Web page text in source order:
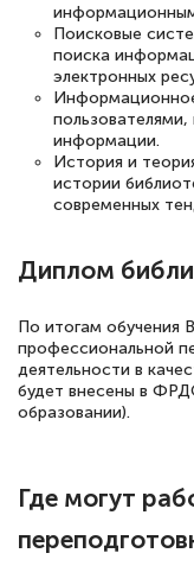
Елена
Знаток
11
Всем добрый
повышени
по тяжелой
подчеркуть,
оперативно
специалисты,
двух…
Поисковые
поиска
электронных
информации.
История и
истории
современных
Диплом
По итогам обучения
профессиональной
деятельности в
будет внесены в
образовании).
Где могут